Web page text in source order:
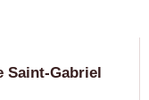
Saint-Gabriel